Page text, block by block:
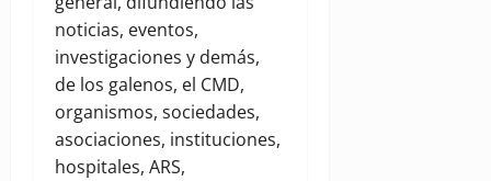
noticias, eventos,
investigaciones y demás,
de los galenos, el CMD,
organismos, sociedades,
asociaciones, instituciones,
hospitales, ARS,